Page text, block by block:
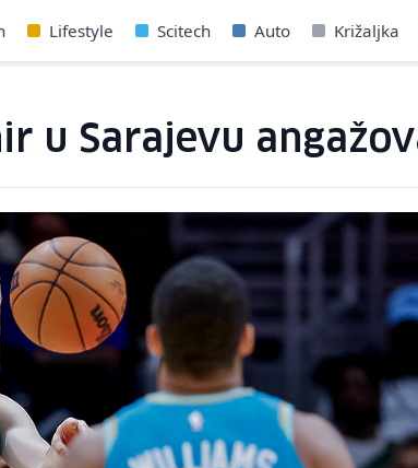
Lifestyle Scitech Auto Križaljka
u Sarajevu